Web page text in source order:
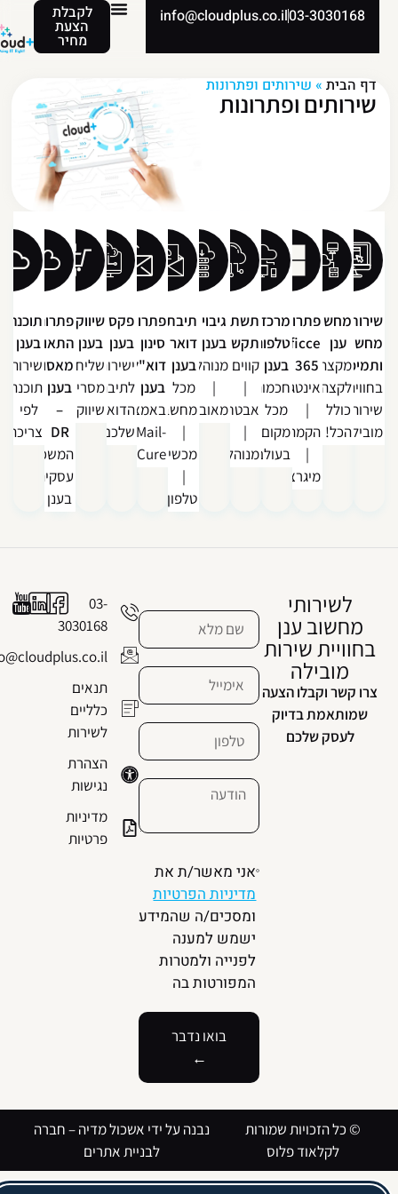
03-3030168
info@cloudplus.co.il לקבלת
הצעת
מחיר
דף הבית»שירותים ופתרונות
שירותים ופתרונות
מחשוב
ענן
מקצה
לקצה
כולל
הכל!
פתרונות
Oficce
365
אינטגרציה
|
הקמה
מיגרציה
מרכזיות
טלפוניה
בענן
חכמות
מכל
מקום
בעולם
תשתיות
תקשורת
קווים
|
אבטחה
|
מנוהל
גיבוי
בענן
מנוהל
מאובטח
תיבת
דואר
בענן
מכל
מחשב
מכשיר
טלפון
פתרון
סינון
דוא"ל
בענן
באמצעות
Mail-
SeCure
פקס
בענן
ישירות
לתיבת
הדוא"ל
שלכם
שיווק
בענן
שליחת
מסרים
שיווקים
פתרונות
התאוששות
מאסון
בענן
–
DR
המשכיות
עסקית
בענן
תוכנה
בענן
שירותי
תוכנה
לפי
צריכה
לשירותי
מחשוב ענן
בחוויית שירות
מובילה
צרו קשר וקבלו הצעה
שמותאמת בדיוק
לעסק שלכם
03-
3030168
info@cloudplus.co.il
תנאים
כלליים
לשירות
הצהרת
נגישות
מדיניות
פרטיות
אני מאשר/ת את
מדיניות הפרטיות
ומסכים/ה שהמידע
ישמש למענה
לפנייה ולמטרות
המפורטות בה
בואו נדבר
נבנה על ידי אשכול מדיה –חברה
לבניית אתרים
© כל הזכויות שמורות
לקלאוד פלוס